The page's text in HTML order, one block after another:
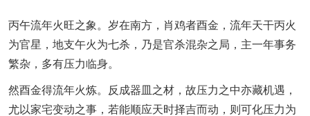
丙午流年火旺之象。岁在南方，肖鸡者酉金，流年天干丙火
为官星，地支午火为七杀，乃是官杀混杂之局，主一年事务
繁杂，多有压力临身。
然酉金得流年火炼。反成器皿之材，故压力之中亦藏机遇，
尤以家宅变动之事，若能顺应天时择吉而动，则可化压力为